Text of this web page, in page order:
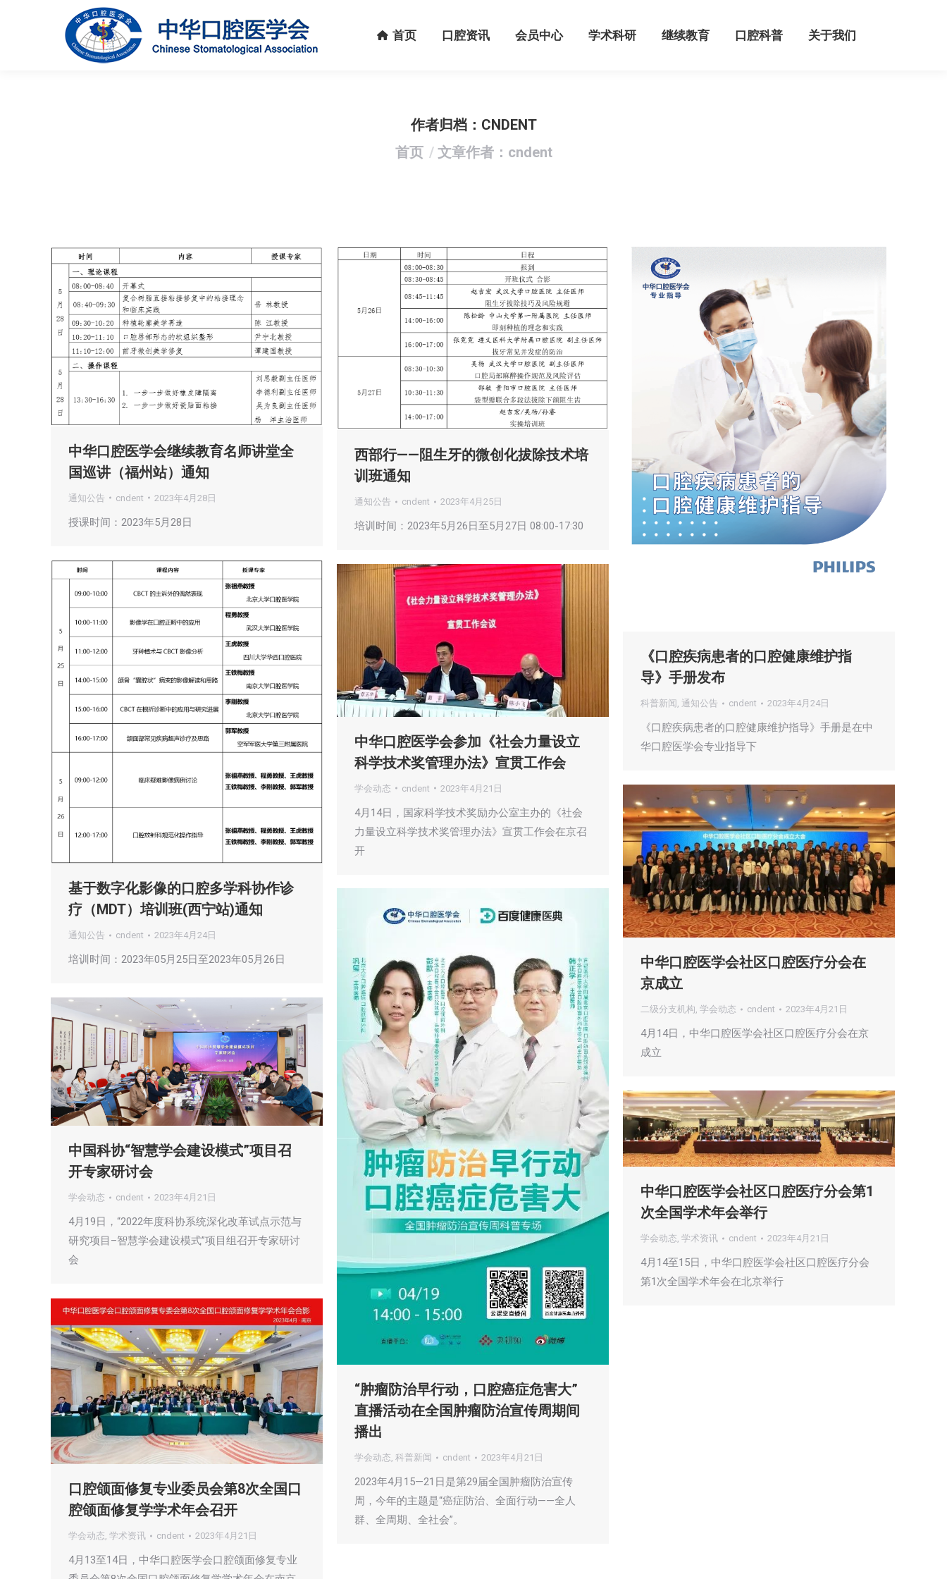
首页 口腔资讯 会员中心 学术科研 继续教育 口腔科普 关于我们
作者归档： CNDENT
您在这里：
首页 文章作者：cndent
中华口腔医学会继续教育名师讲堂全
国巡讲（福州站）通知
通知公告 cndent 2023年4月28日
授课时间：2023年5月28日
西部行——阻生牙的微创化拔除技术培
训班通知
通知公告 cndent 2023年4月25日
培训时间：2023年5月26日至5月27日 08:00-17:30
《口腔疾病患者的口腔健康维护指
导》手册发布
科普新闻 , 通知公告 cndent 2023年4月24日
《口腔疾病患者的口腔健康维护指导》手册是在中
华口腔医学会专业指导下
基于数字化影像的口腔多学科协作诊
疗（MDT）培训班(西宁站)通知
通知公告 cndent 2023年4月24日
培训时间：2023年05月25日至2023年05月26日
中华口腔医学会参加《社会力量设立
科学技术奖管理办法》宣贯工作会
学会动态 cndent 2023年4月21日
4月14日，国家科学技术奖励办公室主办的《社会
力量设立科学技术奖管理办法》宣贯工作会在京召
开
中华口腔医学会社区口腔医疗分会在
京成立
二级分支机构, 学会动态 cndent 2023年4月21日
4月14日，中华口腔医学会社区口腔医疗分会在京
成立
“肿瘤防治早行动，口腔癌症危害大”
直播活动在全国肿瘤防治宣传周期间
播出
学会动态, 科普新闻 cndent 2023年4月21日
2023年4月15—21日是第29届全国肿瘤防治宣传
周，今年的主题是“癌症防治、全面行动——全人
群、全周期、全社会”。
中国科协“智慧学会建设模式”项目召
开专家研讨会
学会动态 cndent 2023年4月21日
4月19日，“2022年度科协系统深化改革试点示范与
研究项目–智慧学会建设模式”项目组召开专家研讨
会
中华口腔医学会社区口腔医疗分会第1
次全国学术年会举行
学会动态, 学术资讯 cndent 2023年4月21日
4月14至15日，中华口腔医学会社区口腔医疗分会
第1次全国学术年会在北京举行
口腔颌面修复专业委员会第8次全国口
腔颌面修复学学术年会召开
学会动态, 学术资讯 cndent 2023年4月21日
4月13至14日，中华口腔医学会口腔颌面修复专业